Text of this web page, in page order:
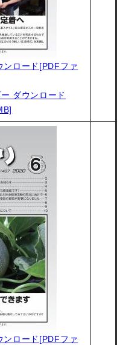
ンロード[PDFファ
ダウンロード
ンロード[PDFファ